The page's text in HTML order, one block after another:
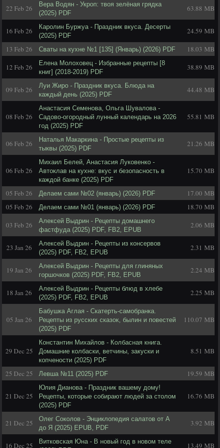
22 Feb 26
Вера Водян - Укроп: твоя зелёная грядка
(2025) PDF
63.88 MB
16 Feb 26
Каролин Буржуа - Праздник вкуса. Десерты
(2025) PDF
24.59 MB
13 Feb 26 Сваты на кухне №1 [135] (Январь) (2026) PDF 18.03 MB
12 Feb 26
Елена Молоховец - Избранные рецепты [8
книг] (2018-2019) PDF
38.89 MB
09 Feb 26
Луи Жиро - Праздник вкуса. Блюда на
каждый день (2025) PDF
44.48 MB
08 Feb 26
Анастасия Семенова, Ольга Шувалова -
Садово-огородный лунный календарь на 2026
год (2025) PDF
55.81 MB
06 Feb 26
Наталья Макаркина - Простые рецепты из
тыквы (2025) PDF
21.26 MB
06 Feb 26
Михаил Белей, Анастасия Луковенко -
Автоклав на кухне: вкус и безопасность в
каждой банке (2025) PDF
15.70 MB
05 Feb 26 Делаем сами №02 (январь) (2026) PDF
17.00 MB
05 Feb 26
Делаем сами №01 (январь) (2026) PDF 18.70 MB
03 Feb 26
Алексей Выдрин - Рецепты домашнего
фастфуда (2025) PDF, FB2, EPUB
2.06 MB
23 Jan 26
Алексей Выдрин - Рецепты из консервов
(2025) PDF, FB2, EPUB
2.31 MB
19 Jan 26
Алексей Выдрин - Рецепты для глиняных
горшочков (2025) PDF, FB2, EPUB
2.24 MB
18 Jan 26
Алексей Выдрин - Рецепты блюд в хлебе
(2025) PDF, FB2, EPUB
2.25 MB
05 Jan 26
Бабушка Аглая - Скатерть-самобранка.
Рецепты из русских сказок, былин и повестей
(2025) PDF
110.07 MB
29 Dec 25
Константин Михайлов - Колбасная книга.
Домашние колбаски, ветчины, закуски и
копчености (2025) PDF
8.51 MB
25 Dec 25 Левша №11 (2025) PDF 19.59 MB
21 Dec 25
Юлия Дианова - Праздник вашему дому!
Рецепты, которые собирают людей за столом
(2025) PDF
16.76 MB
21 Dec 25
Олег Соколов - Энциклопедия салатов от А
до Я (2025) EPUB, PDF
3.92 MB
16 Dec 25
Витковская Юна - В новый год в новом теле
13.49 MB